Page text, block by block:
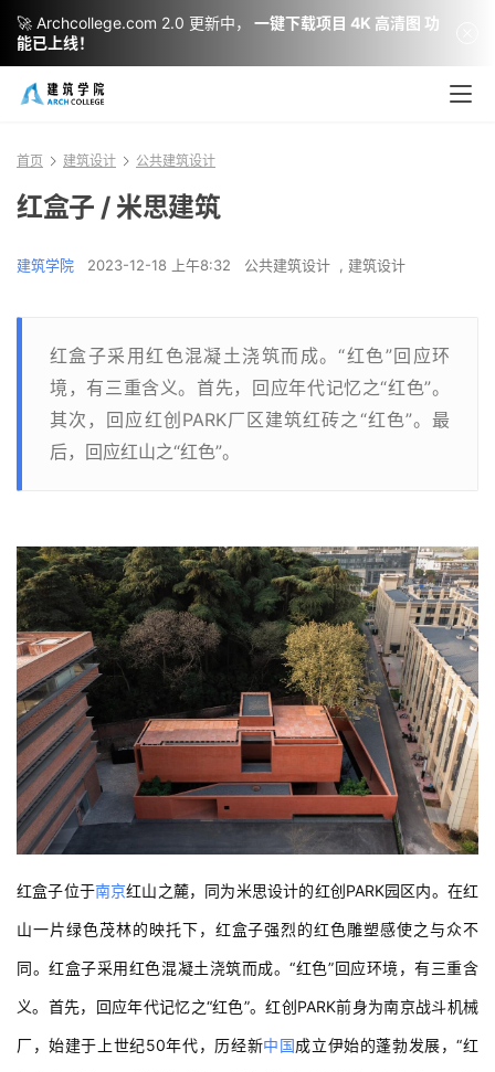
首页 建筑设计 公共建筑设计
红盒子 / 米思建筑
建筑学院 2023-12-18 上午8:32 公共建筑设计 , 建筑设计
红盒子采用红色混凝土浇筑而成。“红色”回应环
境，有三重含义。首先，回应年代记忆之“红色”。
其次，回应红创PARK厂区建筑红砖之“红色”。最
后，回应红山之“红色”。
红盒子位于南京红山之麓，同为米思设计的红创PARK园区内。在红
山一片绿色茂林的映托下，红盒子强烈的红色雕塑感使之与众不
同。红盒子采用红色混凝土浇筑而成。“红色”回应环境，有三重含
义。首先，回应年代记忆之“红色”。红创PARK前身为南京战斗机械
厂，始建于上世纪50年代，历经新中国成立伊始的蓬勃发展，“红
🚀 Archcollege.com 2.0 更新中，
一键下载项目 4K 高清图 功
能已上线！